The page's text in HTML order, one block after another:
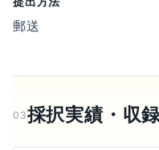
郵送
03採択実績・収